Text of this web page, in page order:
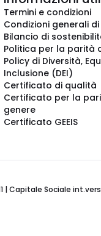
Termini e condizioni
Condizioni generali
Bilancio di
Politica per la parità
Policy di Diversità,
Inclusione (DEI)
Certificato di qualità
Certificato per la
genere
Certificato GEEIS
Sociale int.vers.